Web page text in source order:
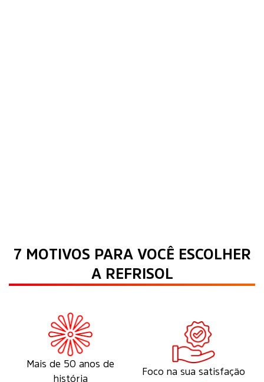
7 MOTIVOS PARA VOCÊ ESCOLHER
A REFRISOL
Mais de 50 anos de
história
Foco na sua satisfação